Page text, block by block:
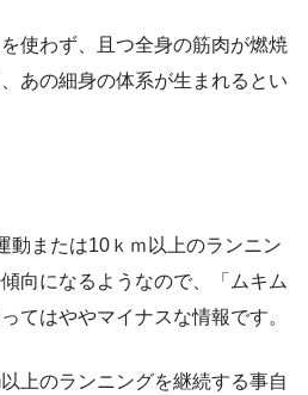
使わず、且つ全身の筋肉が燃焼
あの細身の体系が生まれるとい
動または10ｋｍ以上のランニン
向になるようなので、「ムキム
てはややマイナスな情報です。
上のランニングを継続する事自